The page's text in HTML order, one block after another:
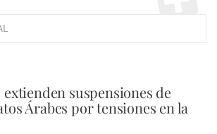
suspensiones de
Árabes por tensiones en la